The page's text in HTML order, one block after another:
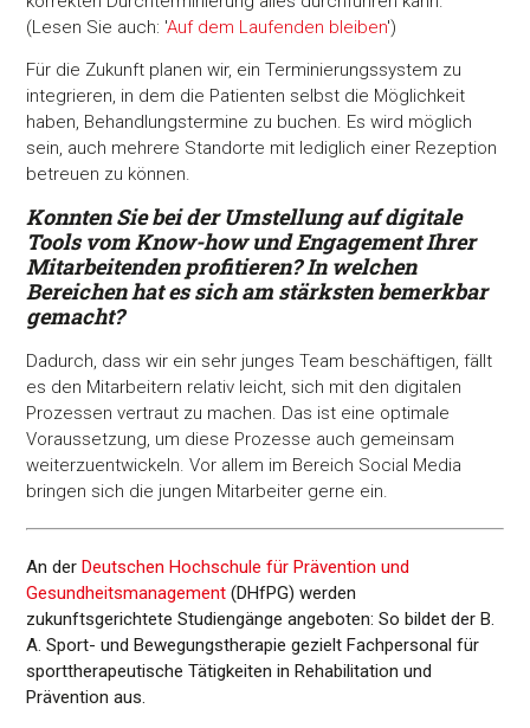
(Lesen Sie auch: 'Auf dem Laufenden bleiben')
Für die Zukunft planen wir, ein Terminierungssystem zu
integrieren, in dem die Patienten selbst die Möglichkeit
haben, Behandlungstermine zu buchen. Es wird möglich
sein, auch mehrere Standorte mit lediglich einer Rezeption
betreuen zu können.
Konnten Sie bei der Umstellung auf digitale
Tools vom Know-how und Engagement Ihrer
Mitarbeitenden profitieren? In welchen
Bereichen hat es sich am stärksten bemerkbar
gemacht?
Dadurch, dass wir ein sehr junges Team beschäftigen, fällt
es den Mitarbeitern relativ leicht, sich mit den digitalen
Prozessen vertraut zu machen. Das ist eine optimale
Voraussetzung, um diese Prozesse auch gemeinsam
weiterzuentwickeln. Vor allem im Bereich Social Media
bringen sich die jungen Mitarbeiter gerne ein.
An derDeutschen Hochschule für Prävention und
Gesundheitsmanagement (DHfPG) werden
zukunftsgerichteteStudiengänge angeboten: So bildet der B.
A. Sport- und Bewegungstherapie gezielt Fachpersonal für
sporttherapeutische Tätigkeiten in Rehabilitation und
Prävention aus.